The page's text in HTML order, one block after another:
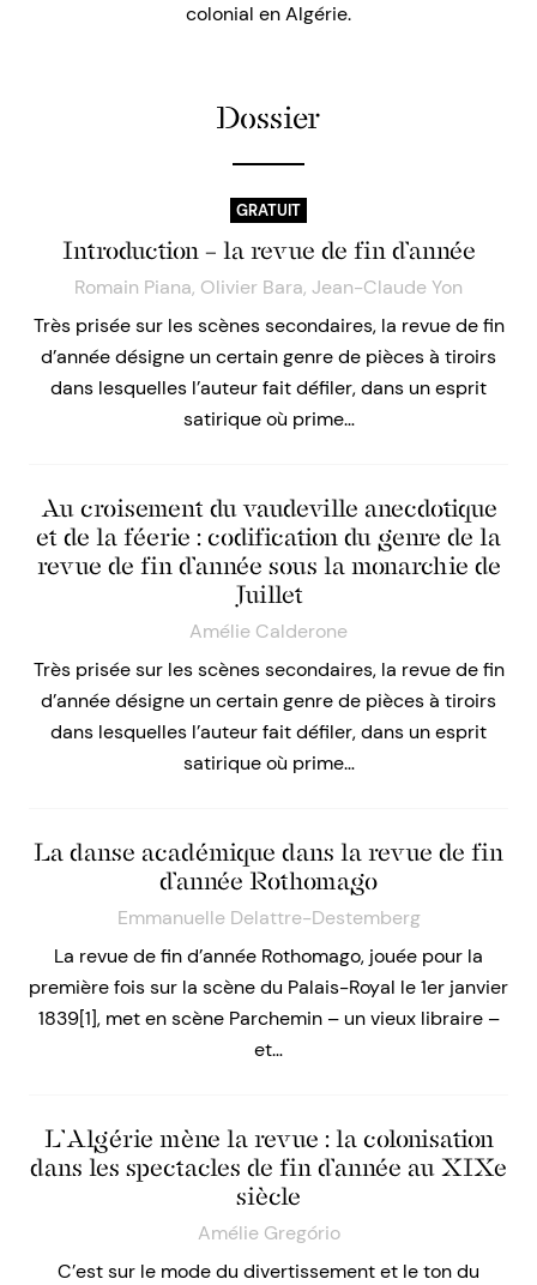
colonial en Algérie.
Dossier
GRATUIT
Introduction – la revue de fin d’année
Romain Piana, Olivier Bara, Jean-Claude Yon
Très prisée sur les scènes secondaires, la revue de fin
d’année désigne un certain genre de pièces à tiroirs
dans lesquelles l’auteur fait défiler, dans un esprit
satirique où prime…
Au croisement du vaudeville anecdotique
et de la féerie : codification du genre de la
revue de fin d’année sous la monarchie de
Juillet
Amélie Calderone
Très prisée sur les scènes secondaires, la revue de fin
d’année désigne un certain genre de pièces à tiroirs
dans lesquelles l’auteur fait défiler, dans un esprit
satirique où prime…
La danse académique dans la revue de fin
d’année Rothomago
Emmanuelle Delattre-Destemberg
La revue de fin d’année Rothomago, jouée pour la
première fois sur la scène du Palais-Royal le 1er janvier
1839[1], met en scène Parchemin – un vieux libraire –
et…
L’Algérie mène la revue : la colonisation
dans les spectacles de fin d’année au XIXe
siècle
Amélie Gregório
C’est sur le mode du divertissement et le ton du